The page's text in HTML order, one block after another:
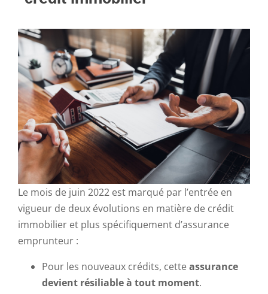
Le mois de juin 2022 est marqué par l’entrée en
vigueur de deux évolutions en matière de crédit
immobilier et plus spécifiquement d’assurance
emprunteur :
Pour les nouveaux crédits, cetteassurance
devient résiliable à tout moment.